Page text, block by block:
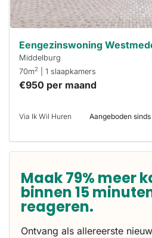
Eengezinswoning
Middelburg
70m2 | 1 slaapkamers
€950 per maand
Via Ik Wil Huren Aangeboden
Maak 79% meer
binnen 15
reageren.
Ontvang als allereerste